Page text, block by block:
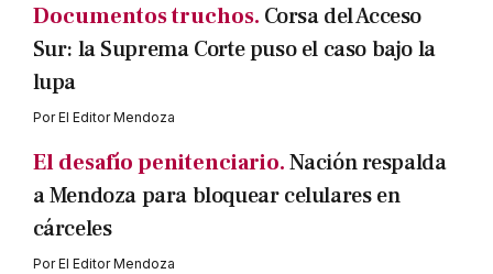
Documentos truchos. Corsa del Acceso
Sur: la Suprema Corte puso el caso bajo la
lupa
PorEl Editor Mendoza
El desafío penitenciario.Nación respalda
a Mendoza para bloquear celulares en
cárceles
PorEl Editor Mendoza